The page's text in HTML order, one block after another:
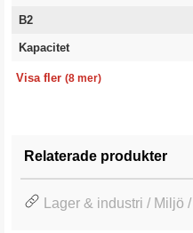
B2
Kapacitet
Visa fler (8 mer)
Relaterade produkter
Lager & industri / Miljö /